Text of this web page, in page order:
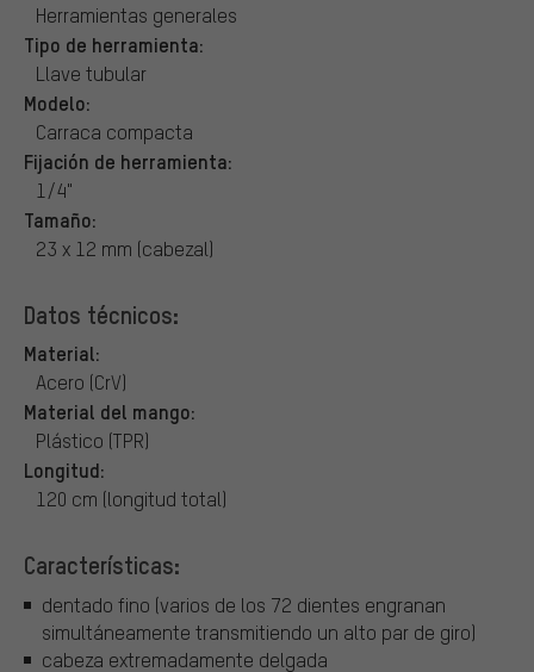
Herramientas generales
Tipo de herramienta:
Llave tubular
Modelo:
Carraca compacta
Fijación de herramienta:
1/4"
Tamaño:
23 x 12 mm (cabezal)
Datos técnicos:
Material:
Acero (CrV)
Material del mango:
Plástico (TPR)
Longitud:
120 cm (longitud total)
Características:
dentado fino (varios de los 72 dientes engranan
simultáneamente transmitiendo un alto par de giro)
cabeza extremadamente delgada